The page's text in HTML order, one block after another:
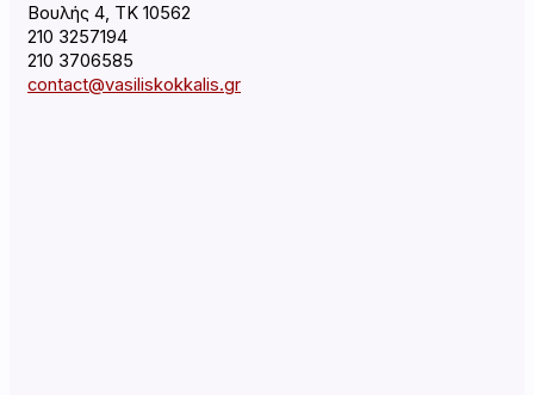
Βουλής 4, ΤΚ 10562
210 3257194
210 3706585
contact@vasiliskokkalis.gr